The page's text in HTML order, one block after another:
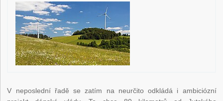
V neposlední řadě se zatím na neurčito odkládá i ambiciózní